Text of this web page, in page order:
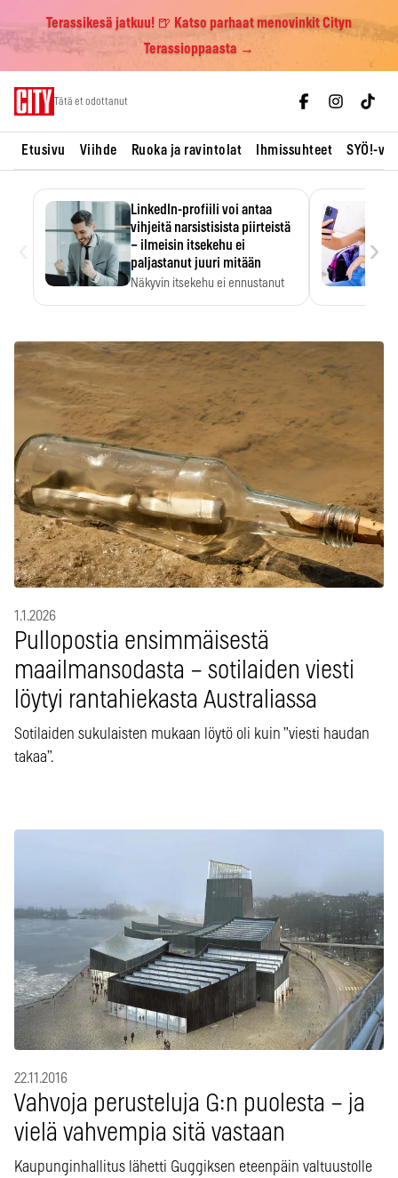
Terassikesä jatkuu! 🍺 Katso parhaat menovinkit Cityn
Terassioppaasta →
Tätä et odottanut
Etusivu Viihde Ruoka ja ravintolat Ihmissuhteet SYÖ!-
LinkedIn-profiili voi antaa
vihjeitä narsistisista piirteistä
– ilmeisin itsekehu ei
paljastanut juuri mitään
Näkyvin itsekehu ei ennustanut
›
1.1.2026
Pullopostia ensimmäisestä
maailmansodasta – sotilaiden viesti
löytyi rantahiekasta Australiassa
Sotilaiden sukulaisten mukaan löytö oli kuin ”viesti haudan
takaa”.
22.11.2016
Vahvoja perusteluja G:n puolesta – ja
vielä vahvempia sitä vastaan
Kaupunginhallitus lähetti Guggiksen eteenpäin valtuustolle